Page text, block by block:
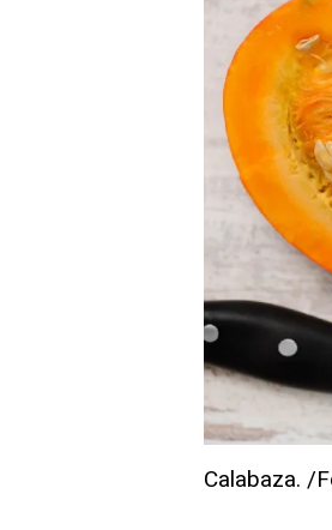
Calabaza. /